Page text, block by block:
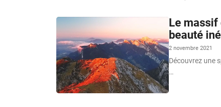
Le massif
beauté
2 novembre 2021
Découvrez une
…